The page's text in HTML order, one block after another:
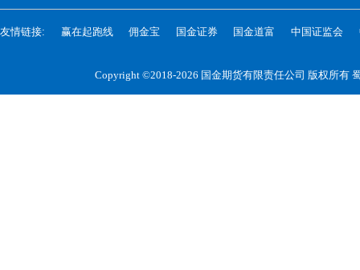
友情链接: 赢在起跑线 佣金宝 国金证券 国金道富 中国证监会
Copyright ©2018-2026 国金期货有限责任公司 版权所有